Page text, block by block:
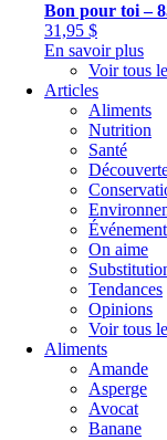
Bon pour toi –
31,95 $
En savoir plus
Voir tous
Articles
Aliments
Nutrition
Santé
On aime
Tendances
Opinions
Voir tous
Aliments
Amande
Asperge
Avocat
Banane